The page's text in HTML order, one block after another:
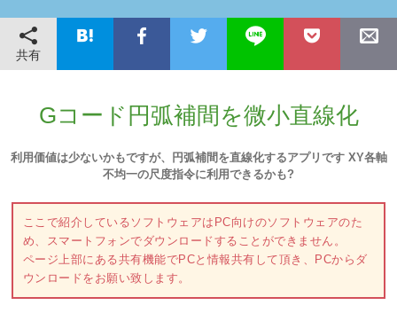
共有
Gコード円弧補間を微小直線化
利用価値は少ないかもですが、円弧補間を直線化するアプリです XY各軸
不均一の尺度指令に利用できるかも?
ここで紹介しているソフトウェアはPC向けのソフトウェアのた
め、スマートフォンでダウンロードすることができません。
ページ上部にある共有機能でPCと情報共有して頂き、PCからダ
ウンロードをお願い致します。